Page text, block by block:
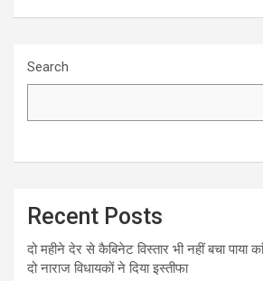
Search
Recent Posts
दो महीने देर से कैबिनेट विस्तार भी नहीं बचा पाया
दो नाराज विधायकों ने दिया इस्तीफा